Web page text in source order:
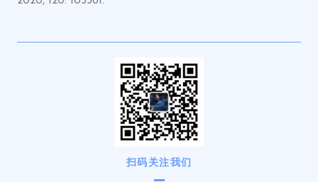
扫码关注我们